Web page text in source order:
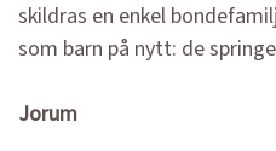
skildras en enkel
som barn på nytt: de
Jorum